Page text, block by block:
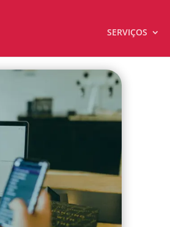
SERVIÇOS